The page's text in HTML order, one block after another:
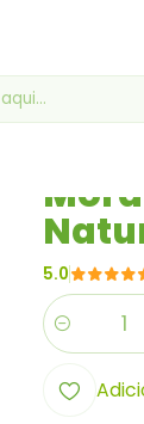
5.0
Quantidade